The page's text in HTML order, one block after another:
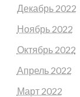
Декабрь 2022
Ноябрь 2022
Октябрь 2022
Апрель 2022
Март 2022